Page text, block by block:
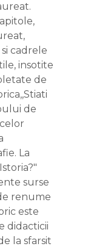
cadrele
insotite
de
de
La
surse
renume
este
didacticii
la sfarsit